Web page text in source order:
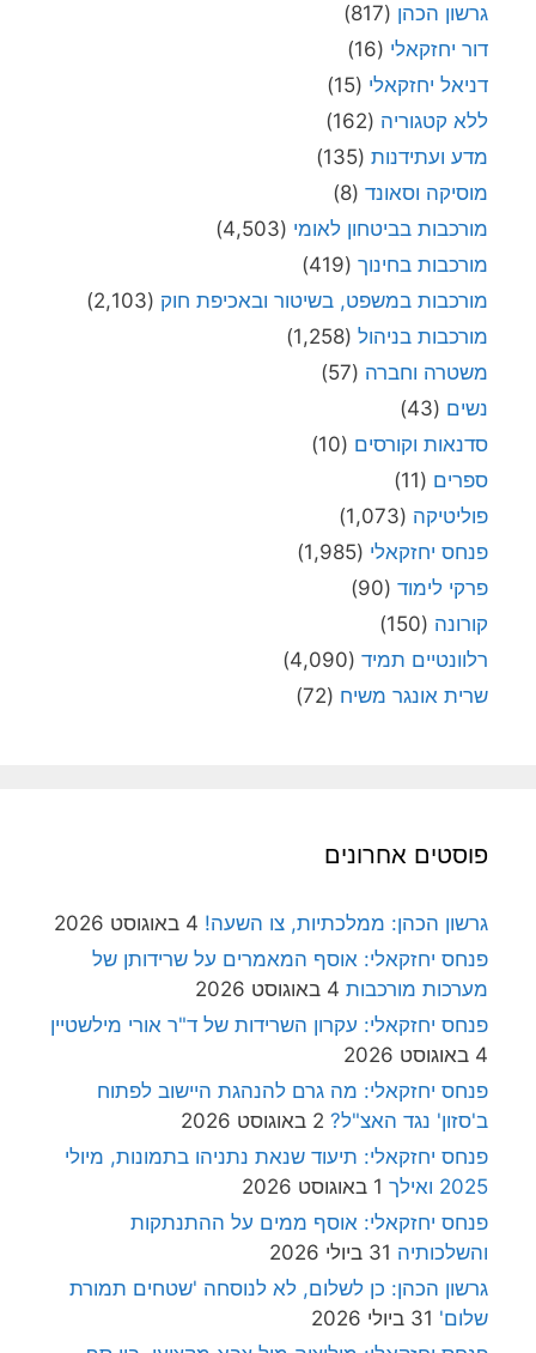
גרשון הכהן (817)
דור יחזקאלי (16)
דניאל יחזקאלי (15)
ללא קטגוריה (162)
מדע ועתידנות (135)
מוסיקה וסאונד (8)
מורכבות בביטחון לאומי (4,503)
מורכבות בחינוך (419)
מורכבות במשפט, בשיטור ובאכיפת חוק (2,103)
מורכבות בניהול (1,258)
משטרה וחברה (57)
נשים (43)
סדנאות וקורסים (10)
ספרים (11)
פוליטיקה (1,073)
פנחס יחזקאלי (1,985)
פרקי לימוד (90)
קורונה (150)
רלוונטיים תמיד (4,090)
שרית אונגר משיח (72)
פוסטים אחרונים
גרשון הכהן: ממלכתיות, צו השעה! 4 באוגוסט 2026
פנחס יחזקאלי: אוסף המאמרים על שרידותן של
מערכות מורכבות 4 באוגוסט 2026
פנחס יחזקאלי: עקרון השרידות של ד"ר אורי מילשטיין
4 באוגוסט 2026
פנחס יחזקאלי: מה גרם להנהגת היישוב לפתוח
ב'סזון' נגד האצ"ל? 2 באוגוסט 2026
פנחס יחזקאלי: תיעוד שנאת נתניהו בתמונות, מיולי
2025 ואילך
1 באוגוסט 2026
פנחס יחזקאלי: אוסף ממים על ההתנתקות
והשלכותיה 31 ביולי 2026
גרשון הכהן: כן לשלום, לא לנוסחה 'שטחים תמורת
שלום' 31 ביולי 2026